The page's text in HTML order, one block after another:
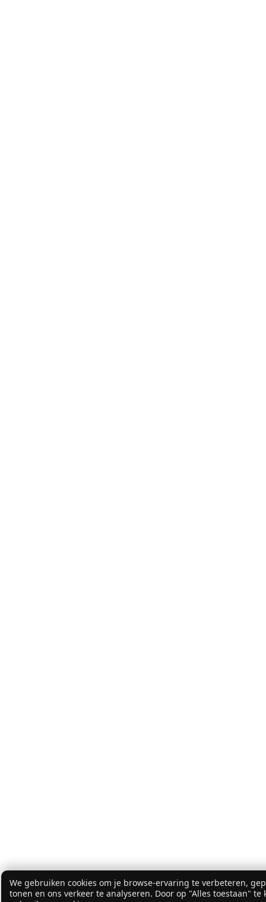
We gebruiken cookies om je browse-ervaring te verbeteren,
tonen en ons verkeer te analyseren. Door op "Alles toestaan"